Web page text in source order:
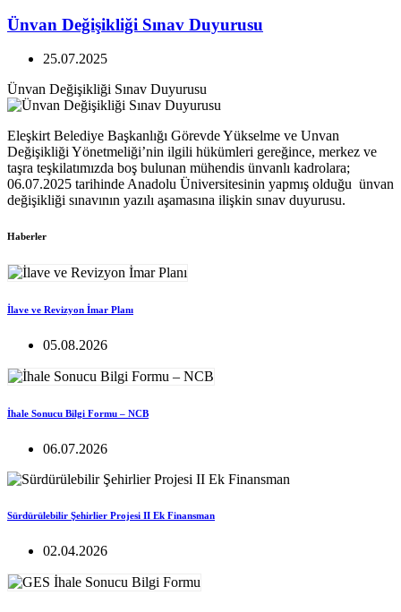
Ünvan Değişikliği Sınav Duyurusu
25.07.2025
Ünvan Değişikliği Sınav Duyurusu
Eleşkirt Belediye Başkanlığı Görevde Yükselme ve Unvan
Değişikliği Yönetmeliği’nin ilgili hükümleri gereğince, merkez ve
taşra teşkilatımızda boş bulunan mühendis ünvanlı kadrolara;
06.07.2025 tarihinde Anadolu Üniversitesinin yapmış olduğu ünvan
değişikliği sınavının yazılı aşamasına ilişkin sınav duyurusu.
Haberler
İlave ve Revizyon İmar Planı
05.08.2026
İhale Sonucu Bilgi Formu – NCB
06.07.2026
Sürdürülebilir Şehirlier Projesi II Ek Finansman
02.04.2026